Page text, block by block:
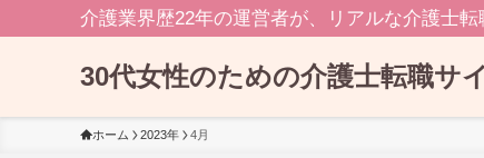
介護業界歴22年の運営者が、リアルな介護士
30代女性のための介護士転職サ
ホーム 2023年 4月